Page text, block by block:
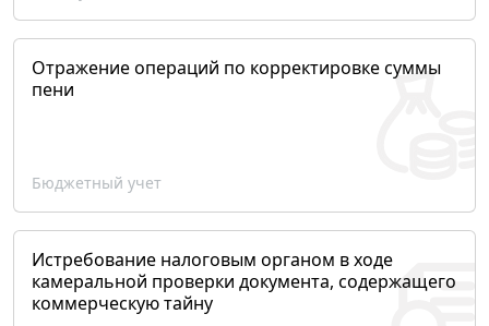
Отражение операций по корректировке суммы
пени
Бюджетный учет
Истребование налоговым органом в ходе
камеральной проверки документа, содержащего
коммерческую тайну